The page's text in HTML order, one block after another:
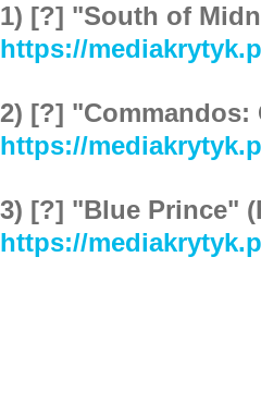
1) [?] "South of
https://
2) [?] "Commandos:
https://
3) [?] "Blue Prince"
https://